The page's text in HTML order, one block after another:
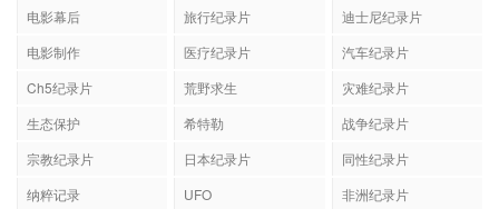
电影幕后
旅行纪录片
迪士尼纪录片
电影制作
医疗纪录片
汽车纪录片
Ch5纪录片
荒野求生
灾难纪录片
生态保护
希特勒
战争纪录片
宗教纪录片
日本纪录片
同性纪录片
纳粹记录
UFO
非洲纪录片